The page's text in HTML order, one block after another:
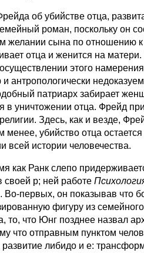
об убийстве отца,
роман, поскольку он
желании сына по отношению
отца и женится на
этого
и антропологически
патриарх забирает
в уничтожении отца. Фрейд
Здесь, как и везде,
менее, убийство отца
всей истории человечества.
как Ранк слепо
своей р; ней работе
первых, он показывав что
фигуру из
то, что Юнг позднее назвал
что отправным пунктом
развитие либидо и е: